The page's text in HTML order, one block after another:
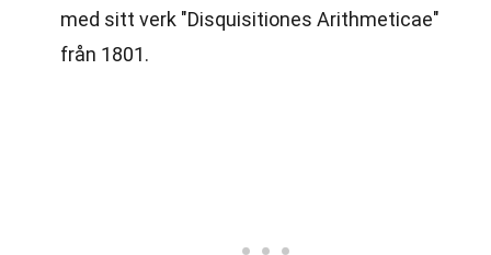
med sitt verk "Disquisitiones Arithmeticae"
från 1801.